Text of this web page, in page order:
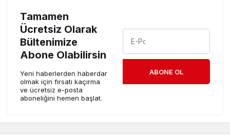
Tamamen
Ücretsiz Olarak
Bültenimize
Abone Olabilirsin
Yeni haberlerden haberdar
olmak için fırsatı kaçırma
ve ücretsiz e-posta
aboneliğini hemen başlat.
ABONE OL